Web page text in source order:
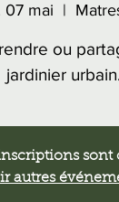
07 mai
  |
ou
jardinier urbain.
sont
autres